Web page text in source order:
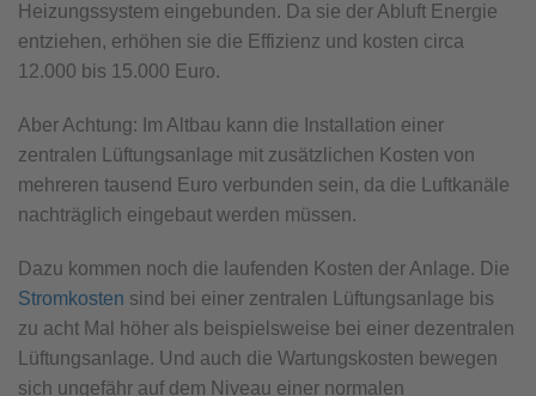
Heizungssystem eingebunden. Da sie der Abluft Energie
entziehen, erhöhen sie die Effizienz und kosten circa
12.000 bis 15.000 Euro.
Aber Achtung: Im Altbau kann die Installation einer
zentralen Lüftungsanlage mit zusätzlichen Kosten von
mehreren tausend Euro verbunden sein, da die Luftkanäle
nachträglich eingebaut werden müssen.
Dazu kommen noch die laufenden Kosten der Anlage. Die
Stromkosten sind bei einer zentralen Lüftungsanlage bis
zu acht Mal höher als beispielsweise bei einer dezentralen
Lüftungsanlage. Und auch die Wartungskosten bewegen
sich ungefähr auf dem Niveau einer normalen